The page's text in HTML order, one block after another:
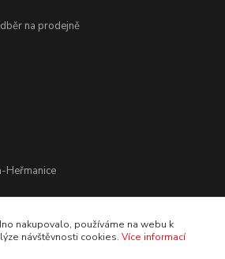
na prodejně
Heřmanice
nakupovalo, používáme na webu k
návštěvnosti cookies. Více informací